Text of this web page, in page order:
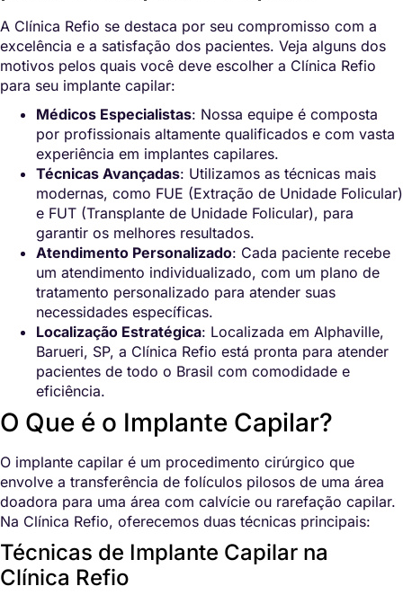
A Clínica Refio se destaca por seu compromisso com a
excelência e a satisfação dos pacientes. Veja alguns dos
motivos pelos quais você deve escolher a Clínica Refio
para seu implante capilar:
Médicos Especialistas: Nossa equipe é composta
por profissionais altamente qualificados e com vasta
experiência em implantes capilares.
Técnicas Avançadas: Utilizamos as técnicas mais
modernas, como FUE (Extração de Unidade Folicular)
e FUT (Transplante de Unidade Folicular), para
garantir os melhores resultados.
Atendimento Personalizado: Cada paciente recebe
um atendimento individualizado, com um plano de
tratamento personalizado para atender suas
necessidades específicas.
Localização Estratégica: Localizada em Alphaville,
Barueri, SP, a Clínica Refio está pronta para atender
pacientes de todo o Brasil com comodidade e
eficiência.
O Que é o Implante Capilar?
O implante capilar é um procedimento cirúrgico que
envolve a transferência de folículos pilosos de uma área
doadora para uma área com calvície ou rarefação capilar.
Na Clínica Refio, oferecemos duas técnicas principais:
Técnicas de Implante Capilar na
Clínica Refio